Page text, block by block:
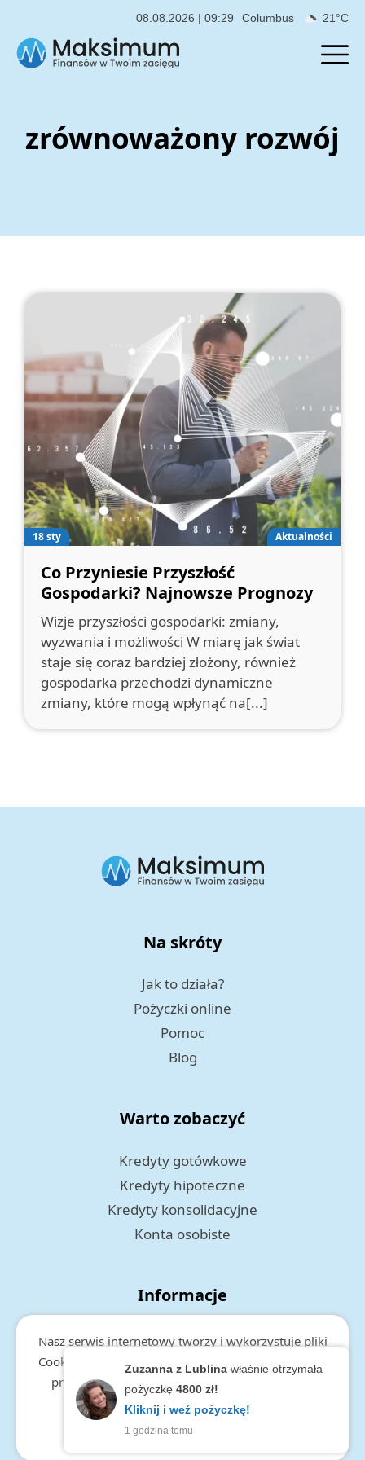
08.08.2026 | 09:29 Columbus 21°C
Nasz serwis internetowy tworzy i wykorzystuje pliki
Cookies. Więcej informacji o cookies, zakresie i celu
przetwarzania danych, znajduje się w
prywatności.
zamknij
Zuzanna z Lublina właśnie otrzymała
pożyczkę 4800 zł!
Kliknij i weź pożyczkę!
1 godzina temu
zrównoważony rozwój
18 sty Aktualności
Co Przyniesie Przyszłość
Gospodarki? Najnowsze Prognozy
Wizje przyszłości gospodarki: zmiany,
wyzwania i możliwości W miarę jak świat
staje się coraz bardziej złożony, również
gospodarka przechodzi dynamiczne
zmiany, które mogą wpłynąć na[...]
Na skróty
Jak to działa?
Pożyczki online
Pomoc
Blog
Warto zobaczyć
Kredyty gotówkowe
Kredyty hipoteczne
Kredyty konsolidacyjne
Konta osobiste
Informacje
Polityka prywatności
RODO
Copyright © 2026 Maksimum.pl